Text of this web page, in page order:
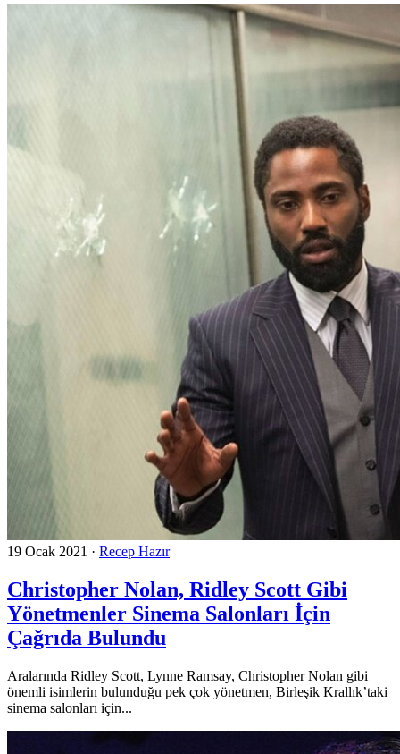
19 Ocak 2021 · Recep Hazır
Christopher Nolan, Ridley Scott Gibi
Yönetmenler Sinema Salonları İçin
Çağrıda Bulundu
Aralarında Ridley Scott, Lynne Ramsay, Christopher Nolan gibi
önemli isimlerin bulunduğu pek çok yönetmen, Birleşik Krallık’taki
sinema salonları için...